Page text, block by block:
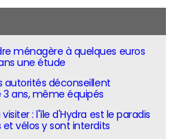
ménagère à quelques euros
une étude
autorités déconseillent
3 ans, même équipés
: l'île d'Hydra est le paradis
vélos y sont interdits